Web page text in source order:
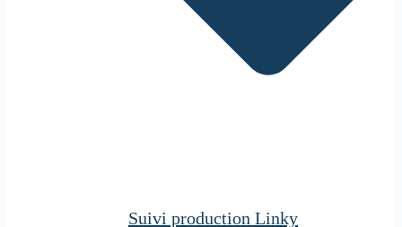
Suivi production Linky